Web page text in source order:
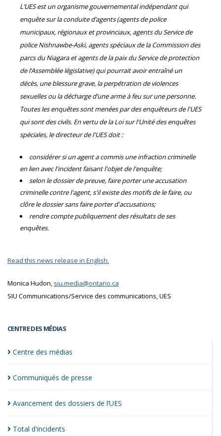
CENTRE DES MÉDIAS
Centre des médias
Communiqués de presse
Avancement des dossiers de l’UES
Total d'incidents
L’UES est un organisme gouvernemental indépendant qui
enquête sur la conduite d’agents (agents de police
municipaux, régionaux et provinciaux, agents du Service de
police Nishnawbe-Aski, agents spéciaux de la Commission des
parcs du Niagara et agents de la paix du Service de protection
de l’Assemblée législative) qui pourrait avoir entraîné un
décès, une blessure grave, la perpétration de violences
sexuelles ou la décharge d’une arme à feu sur une personne.
Toutes les enquêtes sont menées par des enquêteurs de l'UES
qui sont des civils. En vertu de la Loi sur l'Unité des enquêtes
spéciales, le directeur de l'UES doit :
considérer si un agent a commis une infraction criminelle
en lien avec l'incident faisant l'objet de l'enquête;
selon le dossier de preuve, faire porter une accusation
criminelle contre l'agent, s'il existe des motifs de le faire, ou
clôre le dossier sans faire porter d'accusations;
rendre compte publiquement des résultats de ses
enquêtes.
Read this news release in English.
Monica Hudon, siu.media@ontario.ca
SIU Communications/Service des communications, UES